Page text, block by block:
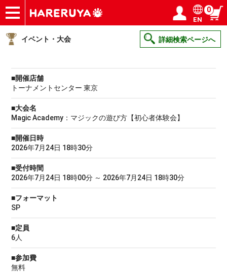
ショップ
買取
記事
デッキ検索
デッキ構築
選手一覧
店舗一覧
イベント
ヘルプ
お問い合わせ ログイン／会員登録
EN
0
イベント・大会 詳細検索ページへ
■開催店舗
トーナメントセンター 東京
■大会名
Magic Academy：マジックの遊び方【初心者体験会】
■開催日時
2026年7月24日 18時30分
■受付時間
2026年7月24日 18時00分 ～ 2026年7月24日 18時30分
■フォーマット
SP
■定員
6人
■参加費
無料